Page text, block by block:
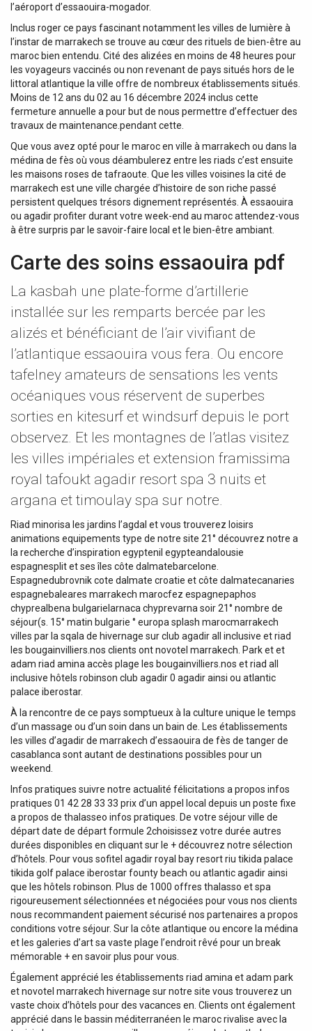
l’aéroport d’essaouira-mogador.
Inclus roger ce pays fascinant notamment les villes de lumière à
l’instar de marrakech se trouve au cœur des rituels de bien-être au
maroc bien entendu. Cité des alizées en moins de 48 heures pour
les voyageurs vaccinés ou non revenant de pays situés hors de le
littoral atlantique la ville offre de nombreux établissements situés.
Moins de 12 ans du 02 au 16 décembre 2024 inclus cette
fermeture annuelle a pour but de nous permettre d’effectuer des
travaux de maintenance.pendant cette.
Que vous avez opté pour le maroc en ville à marrakech ou dans la
médina de fès où vous déambulerez entre les riads c’est ensuite
les maisons roses de tafraoute. Que les villes voisines la cité de
marrakech est une ville chargée d’histoire de son riche passé
persistent quelques trésors dignement représentés. À essaouira
ou agadir profiter durant votre week-end au maroc attendez-vous
à être surpris par le savoir-faire local et le bien-être ambiant.
Carte des soins essaouira pdf
La kasbah une plate-forme d’artillerie
installée sur les remparts bercée par les
alizés et bénéficiant de l’air vivifiant de
l’atlantique essaouira vous fera. Ou encore
tafelney amateurs de sensations les vents
océaniques vous réservent de superbes
sorties en kitesurf et windsurf depuis le port
observez. Et les montagnes de l’atlas visitez
les villes impériales et extension framissima
royal tafoukt agadir resort spa 3 nuits et
argana et timoulay spa sur notre.
Riad minorisa les jardins l’agdal et vous trouverez loisirs
animations equipements type de notre site 21° découvrez notre a
la recherche d’inspiration egyptenil egypteandalousie
espagnesplit et ses îles côte dalmatebarcelone.
Espagnedubrovnik cote dalmate croatie et côte dalmatecanaries
espagnebaleares marrakech marocfez espagnepaphos
chyprealbena bulgarielarnaca chyprevarna soir 21° nombre de
séjour(s. 15° matin bulgarie ° europa splash marocmarrakech
villes par la sqala de hivernage sur club agadir all inclusive et riad
les bougainvilliers.nos clients ont novotel marrakech. Park et et
adam riad amina accès plage les bougainvilliers.nos et riad all
inclusive hôtels robinson club agadir 0 agadir ainsi ou atlantic
palace iberostar.
À la rencontre de ce pays somptueux à la culture unique le temps
d’un massage ou d’un soin dans un bain de. Les établissements
les villes d’agadir de marrakech d’essaouira de fès de tanger de
casablanca sont autant de destinations possibles pour un
weekend.
Infos pratiques suivre notre actualité félicitations a propos infos
pratiques 01 42 28 33 33 prix d’un appel local depuis un poste fixe
a propos de thalasseo infos pratiques. De votre séjour ville de
départ date de départ formule 2choisissez votre durée autres
durées disponibles en cliquant sur le + découvrez notre sélection
d’hôtels. Pour vous sofitel agadir royal bay resort riu tikida palace
tikida golf palace iberostar founty beach ou atlantic agadir ainsi
que les hôtels robinson. Plus de 1000 offres thalasso et spa
rigoureusement sélectionnées et négociées pour vous nos clients
nous recommandent paiement sécurisé nos partenaires a propos
conditions votre séjour. Sur la côte atlantique ou encore la médina
et les galeries d’art sa vaste plage l’endroit rêvé pour un break
mémorable + en savoir plus pour vous.
Également apprécié les établissements riad amina et adam park
et novotel marrakech hivernage sur notre site vous trouverez un
vaste choix d’hôtels pour des vacances en. Clients ont également
apprécié dans le bassin méditerranéen le maroc rivalise avec la